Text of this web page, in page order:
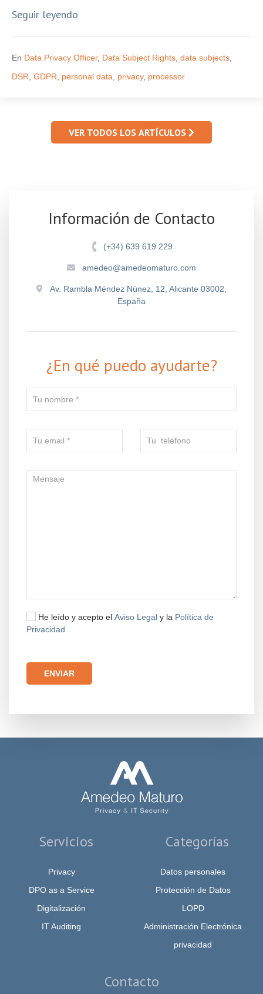
Seguir leyendo
En Data Privacy Officer, Data Subject Rights data subjects
DSR GDPR personal data privacy, processor
VER TODOS LOS ARTÍCULOS
Información de Contacto
(+34) 639 619 229
amedeo@amedeomaturo.com
Av. Rambla Méndez Núnez, 12, Alicante 03002,
España
¿En qué puedo ayudarte?
He leído y acepto el Aviso Legal y la Política de
Privacidad
Servicios
Privacy
DPO as a Service
Digitalización
IT Auditing
Categorías
Datos personales
Protección de Datos
LOPD
Administración Electrónica
privacidad
Contacto